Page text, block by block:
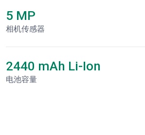
5 MP
相机传感器
2440 mAh Li-Ion
电池容量